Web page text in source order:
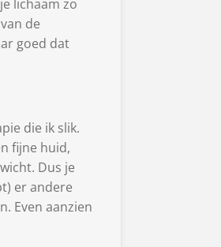
lichaam zo
de
goed dat
die ik slik.
fijne huid,
Dus je
er andere
Even aanzien